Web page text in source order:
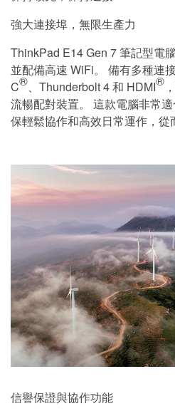
強大連接埠，無限生產力
ThinkPad E14 Gen 7 筆記型電
並配備高速 WiFi。 備有多種連
C®、Thunderbolt 4 和 HDMI®
流暢配對裝置。 這款電腦非常
保輕鬆協作和高效日常運作，從
信譽保證與協作功能